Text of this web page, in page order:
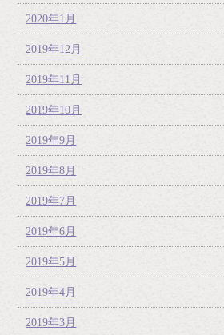
2020年1月
2019年12月
2019年11月
2019年10月
2019年9月
2019年8月
2019年7月
2019年6月
2019年5月
2019年4月
2019年3月